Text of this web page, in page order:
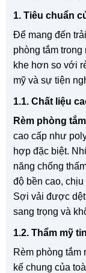
1. Tiêu chuẩn
Để mang đến
phòng tắm
khe hơn so với
mỹ và sự tiện
1.1. Chất liệu
Rèm phòng
cao cấp như
hợp đặc biệt.
năng chống
độ bền cao,
Sợi vải được dệt
sang trọng và
1.2. Thẩm mỹ
Rèm phòng tắm
kế chung của